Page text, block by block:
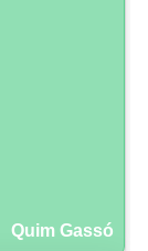
Quim Gassó